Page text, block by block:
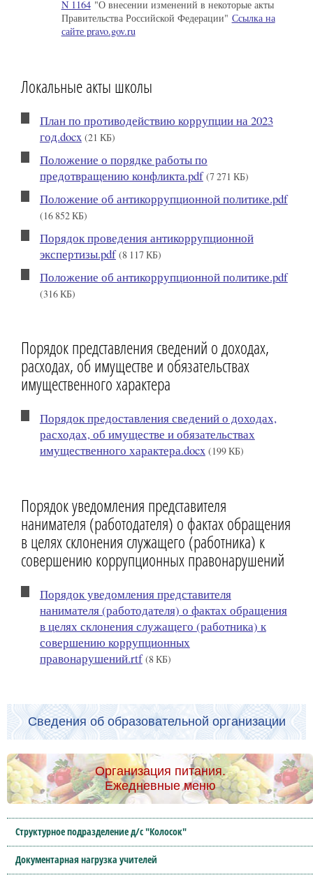
N 1164"О внесении изменений в некоторые акты
Правительства Российской Федерации" Ссылка на
сайте pravo.gov.ru
Локальные акты школы
План по противодействию коррупции на 2023
год.docx (21 КБ)
Положение о порядке работы по
предотвращению конфликта.pdf (7 271 КБ)
Положение об антикоррупционной политике.pdf
(16 852 КБ)
Порядок проведения антикоррупционной
экспертизы.pdf (8 117 КБ)
Положение об антикоррупционной политике.pdf
(316 КБ)
Порядок представления сведений о доходах,
расходах, об имуществе и обязательствах
имущественного характера
Порядок предоставления сведений о доходах,
расходах, об имуществе и обязательствах
имущественного характера.docx (199 КБ)
Порядок уведомления представителя
нанимателя (работодателя) о фактах обращения
в целях склонения служащего (работника) к
совершению коррупционных правонарушений
Порядок уведомления представителя
нанимателя (работодателя) о фактах обращения
в целях склонения служащего (работника) к
совершению коррупционных
правонарушений.rtf (8 КБ)
Сведения об образовательной организации
Организация питания.
Ежедневные меню
Структурное подразделение д/с "Колосок"
Документарная нагрузка учителей